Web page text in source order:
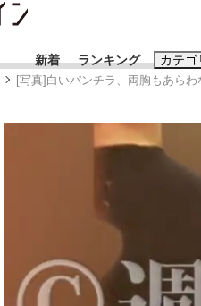
新着 ランキング カテゴ
おすすめのキ
#藤田晋
[写真]白いパンチラ、両胸もあら